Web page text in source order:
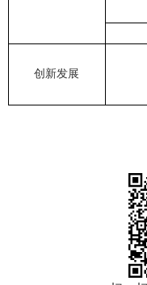
创新发展